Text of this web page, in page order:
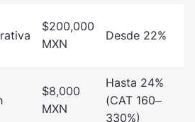
$200,000
MXN
Desde 22%
$8,000
MXN
Hasta 24%
(CAT 160–
330%)